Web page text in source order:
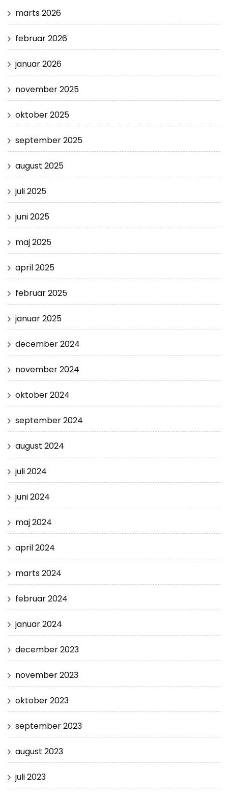
marts 2026
februar 2026
januar 2026
november 2025
oktober 2025
september 2025
august 2025
juli 2025
juni 2025
maj 2025
april 2025
februar 2025
januar 2025
december 2024
november 2024
oktober 2024
september 2024
august 2024
juli 2024
juni 2024
maj 2024
april 2024
marts 2024
februar 2024
januar 2024
december 2023
november 2023
oktober 2023
september 2023
august 2023
juli 2023